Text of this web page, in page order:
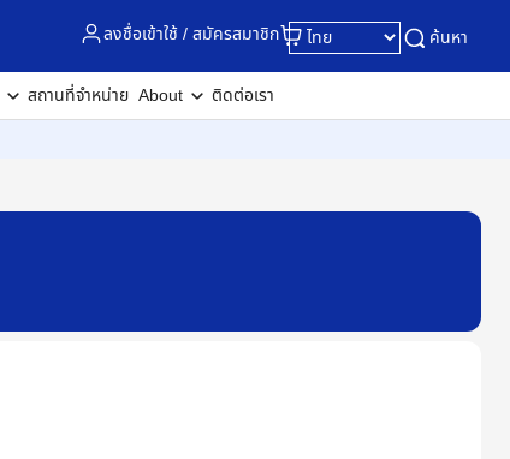
ลงชื่อเข้าใช้ / สมัครสมาชิก ค้นหา
สถานที่จำหน่าย About ติดต่อเรา